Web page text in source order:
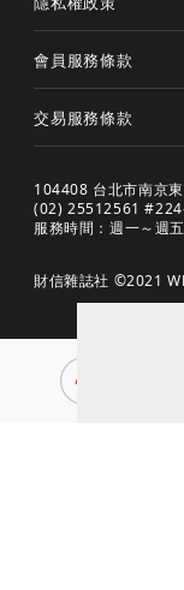
會員服務條款
交易服務條款
104408 台北市南京
(02) 25512561
服務時間：週一～週
財信雜誌社 ©2021